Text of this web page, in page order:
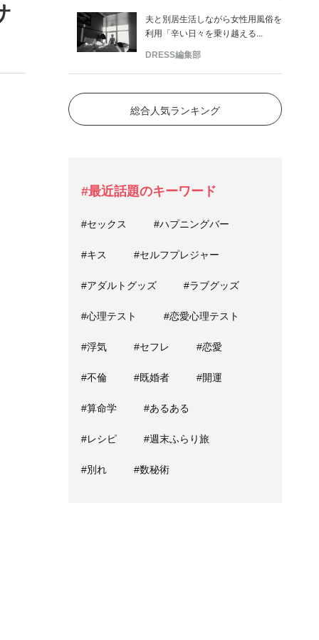
夫と別居生活しながら女性用風俗を
利用「辛い日々を乗り越える...
DRESS編集部
総合人気ランキング
#最近話題のキーワード
#セックス #ハプニングバー
#キス #セルフプレジャー
#アダルトグッズ #ラブグッズ
#心理テスト #恋愛心理テスト
#浮気 #セフレ #恋愛
#不倫 #既婚者 #開運
#算命学 #あるある
#レシピ #週末ふらり旅
#別れ #数秘術